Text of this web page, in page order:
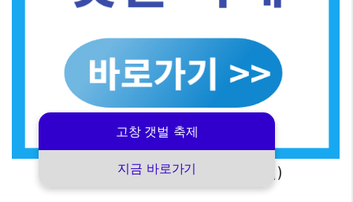
고창 갯벌 축제
지금 바로가기
(2025 고창 갯벌 축제 바로가기)